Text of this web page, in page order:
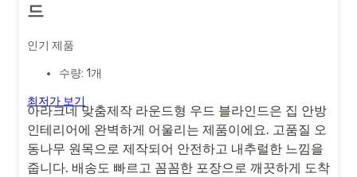
드
인기 제품
수량: 1개
최저가 보기
아라크네 맞춤제작 라운드형 우드 블라인드은 집 안방
인테리어에 완벽하게 어울리는 제품이에요. 고품질 오
동나무 원목으로 제작되어 안전하고 내추럴한 느낌을
줍니다. 배송도 빠르고 꼼꼼한 포장으로 깨끗하게 도착